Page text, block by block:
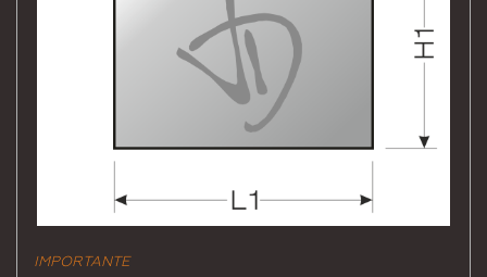
IMPORTANTE